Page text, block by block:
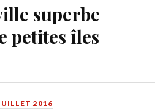
superbe
petites îles
2016